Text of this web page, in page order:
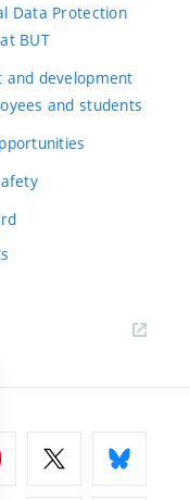
Data Protection
BUT
and development
and students